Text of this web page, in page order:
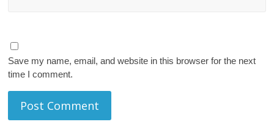
Save my name, email, and website in this browser for the next
time I comment.